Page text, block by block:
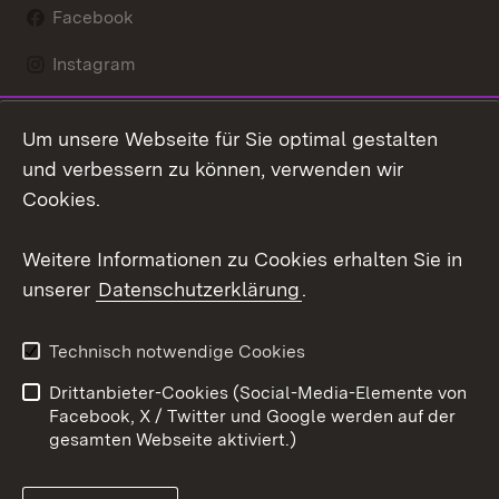
Facebook
Instagram
Mastodon
Youtube
Kontakt
Datenschutz
Barrierefreiheit
Impressum Cookies
Um unsere Webseite für Sie optimal gestalten
und verbessern zu können, verwenden wir
Cookies.
Weitere Informationen zu Cookies erhalten Sie in
unserer Datenschutzerklärung.
Technisch notwendige Cookies
Drittanbieter-Cookies (Social-Media-Elemente von
Facebook, X / Twitter und Google werden auf der
gesamten Webseite aktiviert.)